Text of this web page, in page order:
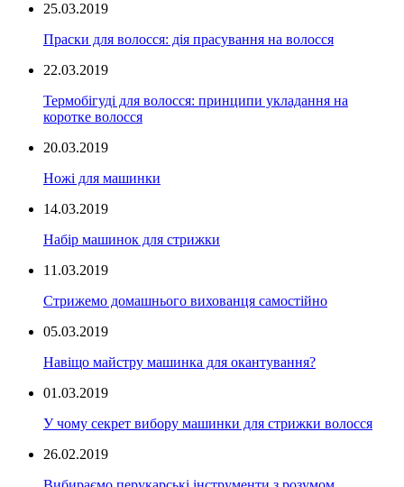
25.03.2019
Праски для волосся: дія прасування на волосся
22.03.2019
Термобігуді для волосся: принципи укладання на
коротке волосся
20.03.2019
Ножі для машинки
14.03.2019
Набір машинок для стрижки
11.03.2019
Стрижемо домашнього вихованця самостійно
05.03.2019
Навіщо майстру машинка для окантування?
01.03.2019
У чому секрет вибору машинки для стрижки волосся
26.02.2019